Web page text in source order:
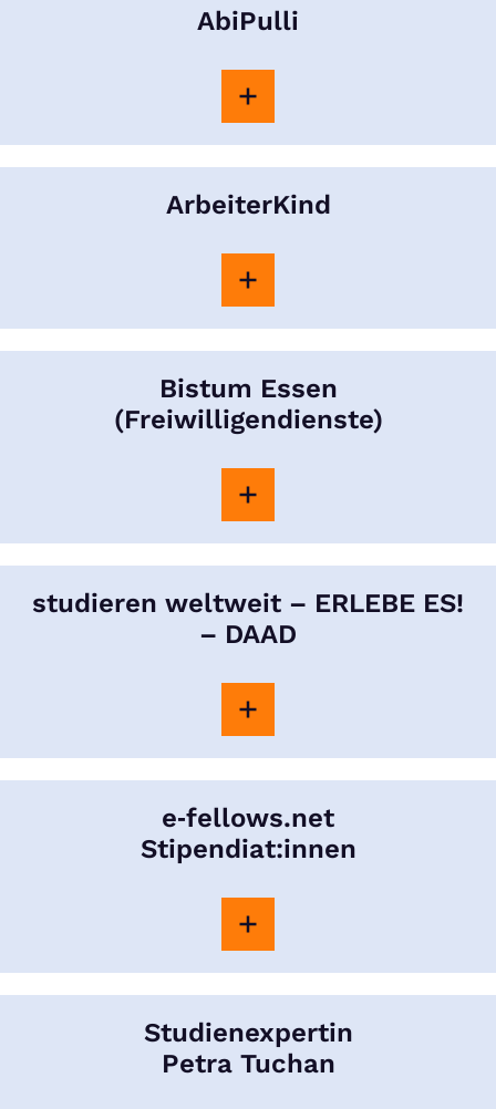
AbiPulli
ArbeiterKind
Bistum Essen
(Freiwilligendienste)
studieren weltweit – ERLEBE ES!
– DAAD
e‑fellows.net
Stipendiat:innen
Studienexpertin
Petra Tuchan